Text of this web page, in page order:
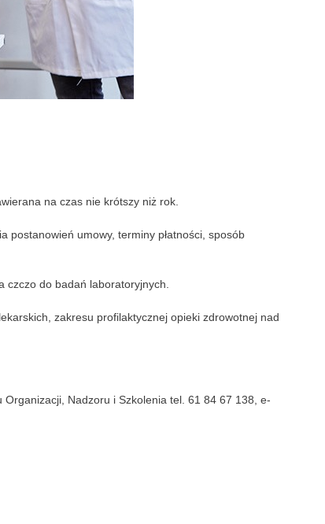
na czas nie krótszy niż rok.
postanowień umowy, terminy płatności, sposób
czczo do badań laboratoryjnych.
zakresu profilaktycznej opieki zdrowotnej nad
Nadzoru i Szkolenia tel. 61 84 67 138, e-